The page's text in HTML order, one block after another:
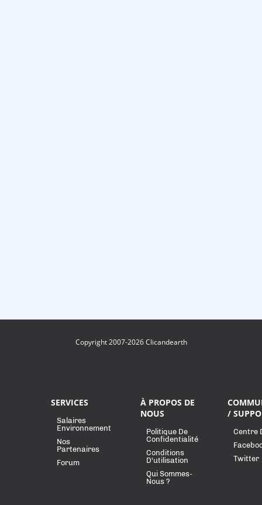
Copyright 2007-2026 Clicandearth
SERVICES
Salaires
Environnement
Nos
Partenaires
Forum
À PROPOS DE
NOUS
Politique De
Confidentialité
Conditions
D'utilisation
Qui Sommes-
Nous ?
/
Centre
Twitter